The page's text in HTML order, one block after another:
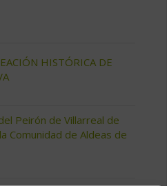
HISTÓRICA DE
Peirón de Villarreal de
Comunidad de Aldeas de